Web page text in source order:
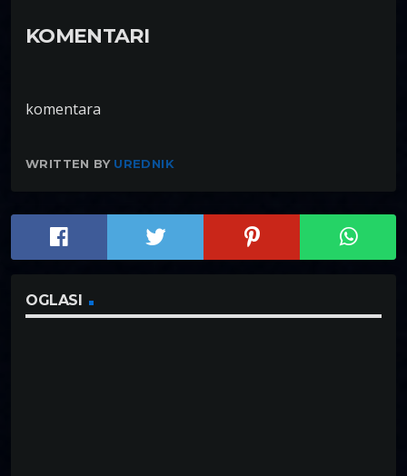
KOMENTARI
komentara
WRITTEN BY UREDNIK
OGLASI